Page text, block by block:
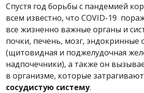
Спустя год борьбы с пандемией
всем известно, что COVID-19
все жизненно важные органы и
почки, печень, мозг, эндокринные
(щитовидная и поджелудочная
надпочечники), а также он
в организме, которые
сосудистую систему.